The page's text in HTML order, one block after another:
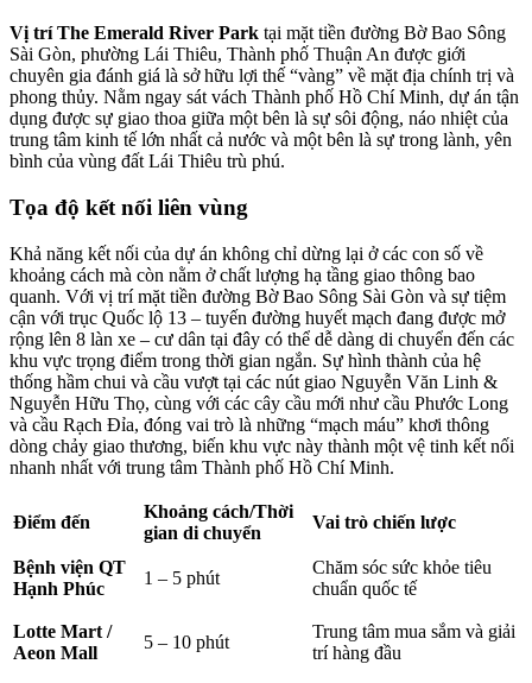
Vị trí The Emerald River Park tại mặt tiền đường Bờ Bao Sông
Sài Gòn, phường Lái Thiêu, Thành phố Thuận An được giới
chuyên gia đánh giá là sở hữu lợi thế “vàng” về mặt địa chính trị và
phong thủy. Nằm ngay sát vách Thành phố Hồ Chí Minh, dự án tận
dụng được sự giao thoa giữa một bên là sự sôi động, náo nhiệt của
trung tâm kinh tế lớn nhất cả nước và một bên là sự trong lành, yên
bình của vùng đất Lái Thiêu trù phú.
Tọa độ kết nối liên vùng
Khả năng kết nối của dự án không chỉ dừng lại ở các con số về
khoảng cách mà còn nằm ở chất lượng hạ tầng giao thông bao
quanh. Với vị trí mặt tiền đường Bờ Bao Sông Sài Gòn và sự tiệm
cận với trục Quốc lộ 13 – tuyến đường huyết mạch đang được mở
rộng lên 8 làn xe – cư dân tại đây có thể dễ dàng di chuyển đến các
khu vực trọng điểm trong thời gian ngắn. Sự hình thành của hệ
thống hầm chui và cầu vượt tại các nút giao Nguyễn Văn Linh &
Nguyễn Hữu Thọ, cùng với các cây cầu mới như cầu Phước Long
và cầu Rạch Đỉa, đóng vai trò là những “mạch máu” khơi thông
dòng chảy giao thương, biến khu vực này thành một vệ tinh kết nối
nhanh nhất với trung tâm Thành phố Hồ Chí Minh.
Điểm đến
Khoảng cách/Thời
gian di chuyển
Vai trò chiến lược
Bệnh viện QT
Hạnh Phúc
1 – 5 phút
Chăm sóc sức khỏe tiêu
chuẩn quốc tế
Lotte Mart /
Aeon Mall
5 – 10 phút
Trung tâm mua sắm và giải
trí hàng đầu